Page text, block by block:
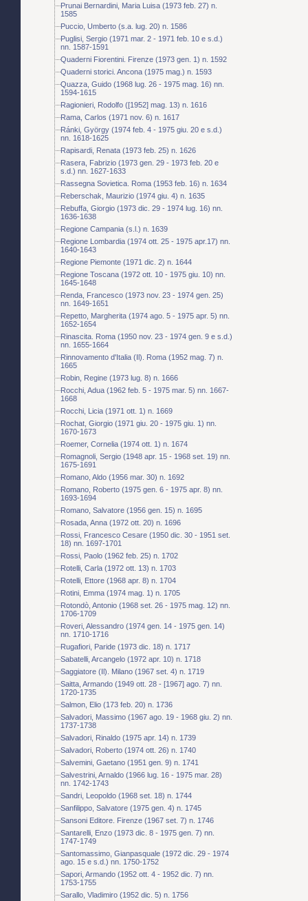
Prunai Bernardini, Maria Luisa (1973 feb. 27) n.
1585
Puccio, Umberto (s.a. lug. 20) n. 1586
Puglisi, Sergio (1971 mar. 2 - 1971 feb. 10 e s.d.)
nn. 1587-1591
Quaderni Fiorentini. Firenze (1973 gen. 1) n. 1592
Quaderni storici. Ancona (1975 mag.) n. 1593
Quazza, Guido (1968 lug. 26 - 1975 mag. 16) nn.
1594-1615
Ragionieri, Rodolfo ([1952] mag. 13) n. 1616
Rama, Carlos (1971 nov. 6) n. 1617
Ránki, György (1974 feb. 4 - 1975 giu. 20 e s.d.)
nn. 1618-1625
Rapisardi, Renata (1973 feb. 25) n. 1626
Rasera, Fabrizio (1973 gen. 29 - 1973 feb. 20 e
s.d.) nn. 1627-1633
Rassegna Sovietica. Roma (1953 feb. 16) n. 1634
Reberschak, Maurizio (1974 giu. 4) n. 1635
Rebuffa, Giorgio (1973 dic. 29 - 1974 lug. 16) nn.
1636-1638
Regione Campania (s.l.) n. 1639
Regione Lombardia (1974 ott. 25 - 1975 apr.17) nn.
1640-1643
Regione Piemonte (1971 dic. 2) n. 1644
Regione Toscana (1972 ott. 10 - 1975 giu. 10) nn.
1645-1648
Renda, Francesco (1973 nov. 23 - 1974 gen. 25)
nn. 1649-1651
Repetto, Margherita (1974 ago. 5 - 1975 apr. 5) nn.
1652-1654
Rinascita. Roma (1950 nov. 23 - 1974 gen. 9 e s.d.)
nn. 1655-1664
Rinnovamento d'Italia (Il). Roma (1952 mag. 7) n.
1665
Robin, Regine (1973 lug. 8) n. 1666
Rocchi, Adua (1962 feb. 5 - 1975 mar. 5) nn. 1667-
1668
Rocchi, Licia (1971 ott. 1) n. 1669
Rochat, Giorgio (1971 giu. 20 - 1975 giu. 1) nn.
1670-1673
Roemer, Cornelia (1974 ott. 1) n. 1674
Romagnoli, Sergio (1948 apr. 15 - 1968 set. 19) nn.
1675-1691
Romano, Aldo (1956 mar. 30) n. 1692
Romano, Roberto (1975 gen. 6 - 1975 apr. 8) nn.
1693-1694
Romano, Salvatore (1956 gen. 15) n. 1695
Rosada, Anna (1972 ott. 20) n. 1696
Rossi, Francesco Cesare (1950 dic. 30 - 1951 set.
18) nn. 1697-1701
Rossi, Paolo (1962 feb. 25) n. 1702
Rotelli, Carla (1972 ott. 13) n. 1703
Rotelli, Ettore (1968 apr. 8) n. 1704
Rotini, Emma (1974 mag. 1) n. 1705
Rotondò, Antonio (1968 set. 26 - 1975 mag. 12) nn.
1706-1709
Roveri, Alessandro (1974 gen. 14 - 1975 gen. 14)
nn. 1710-1716
Rugafiori, Paride (1973 dic. 18) n. 1717
Sabatelli, Arcangelo (1972 apr. 10) n. 1718
Saggiatore (Il). Milano (1967 set. 4) n. 1719
Saitta, Armando (1949 ott. 28 - [1967] ago. 7) nn.
1720-1735
Salmon, Elio (173 feb. 20) n. 1736
Salvadori, Massimo (1967 ago. 19 - 1968 giu. 2) nn.
1737-1738
Salvadori, Rinaldo (1975 apr. 14) n. 1739
Salvadori, Roberto (1974 ott. 26) n. 1740
Salvemini, Gaetano (1951 gen. 9) n. 1741
Salvestrini, Arnaldo (1966 lug. 16 - 1975 mar. 28)
nn. 1742-1743
Sandri, Leopoldo (1968 set. 18) n. 1744
Sanfilippo, Salvatore (1975 gen. 4) n. 1745
Sansoni Editore. Firenze (1967 set. 7) n. 1746
Santarelli, Enzo (1973 dic. 8 - 1975 gen. 7) nn.
1747-1749
Santomassimo, Gianpasquale (1972 dic. 29 - 1974
ago. 15 e s.d.) nn. 1750-1752
Sapori, Armando (1952 ott. 4 - 1952 dic. 7) nn.
1753-1755
Sarallo, Vladimiro (1952 dic. 5) n. 1756